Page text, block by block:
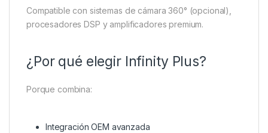
Compatible con sistemas de cámara 360° (opcional),
procesadores DSP y amplificadores premium.
¿Por qué elegir Infinity Plus?
Porque combina:
Integración OEM avanzada